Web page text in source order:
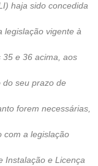
haja sido concedida
legislação vigente à
35 e 36 acima, aos
do seu prazo de
forem necessárias,
com a legislação
Instalação e Licença